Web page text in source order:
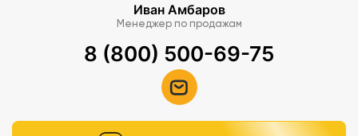
Иван Амбаров
Менеджер по продажам
8 (800) 500-69-75